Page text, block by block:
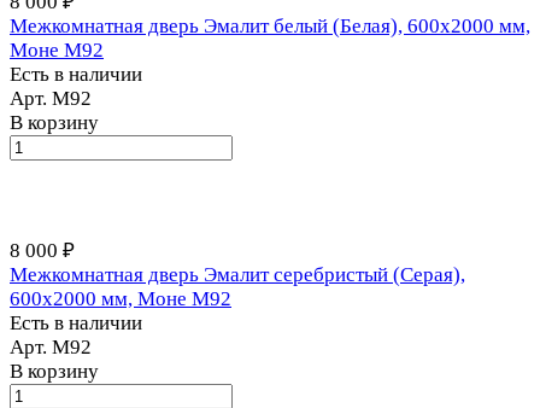
Межкомнатная дверь Эмалит белый (Белая), 600x2000 мм,
Моне M92
Есть в наличии
Арт. М92
В корзину
8 000 ₽
Межкомнатная дверь Эмалит серебристый (Серая),
600x2000 мм, Моне M92
Есть в наличии
Арт. М92
В корзину